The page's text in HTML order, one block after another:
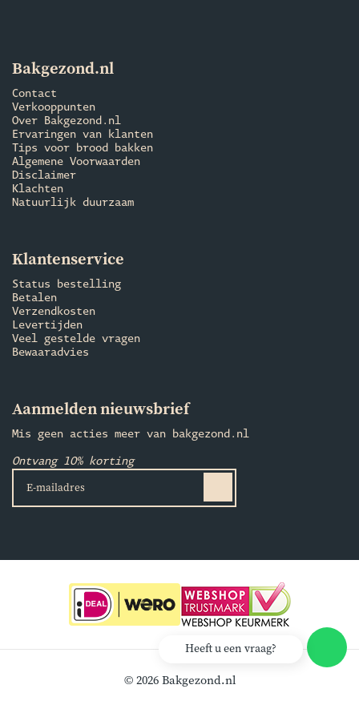
Bakgezond.nl
Contact
Verkooppunten
Over Bakgezond.nl
Ervaringen van klanten
Tips voor brood bakken
Algemene Voorwaarden
Disclaimer
Klachten
Natuurlijk duurzaam
Klantenservice
Status bestelling
Betalen
Verzendkosten
Levertijden
Veel gestelde vragen
Bewaaradvies
Aanmelden nieuwsbrief
Mis geen acties meer van bakgezond.nl
Ontvang 10% korting
© 2026 Bakgezond.nl
Heeft u een vraag?